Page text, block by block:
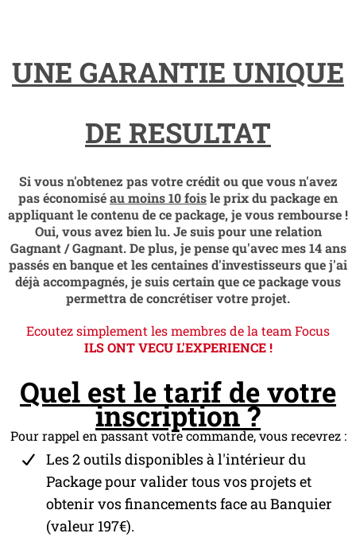
UNE GARANTIE UNIQUE
DE RESULTAT
Si vous n'obtenez pas votre crédit ou que vous n'avez
pas économiséau moins 10 foisle prix du package en
appliquant le contenu de ce package, je vous rembourse !
Oui, vous avez bien lu. Je suis pour une relation
Gagnant / Gagnant. De plus, je pense qu'avec mes 14 ans
passés en banque et les centaines d'investisseurs que j'ai
déjà accompagnés, je suis certain que ce package vous
permettra de concrétiser votre projet.
Ecoutez simplement les membres de la team Focus
ILS ONT VECU L'EXPERIENCE !
Quel est le tarif de votre
inscription ?
Pour rappel en passant votre commande, vous recevrez :
Les 2 outils disponibles à l'intérieur du
Package pour valider tous vos projets et
obtenir vos financements face au Banquier
(valeur 197€).